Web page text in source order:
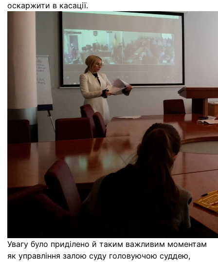
оскаржити в касації.
Увагу було приділено й таким важливим моментам
як управління залою суду головуючою суддею,